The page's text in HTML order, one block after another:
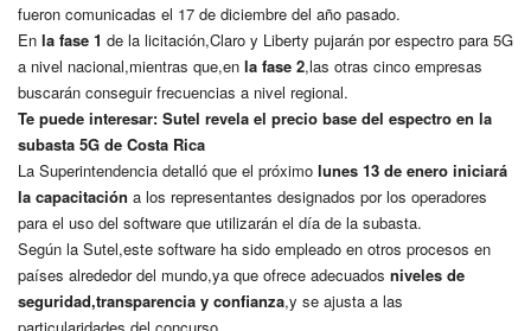
fueron comunicadas el 17 de diciembre del año pasado.
En la fase 1 de la licitación,Claro y Liberty pujarán por espectro para 5G
a nivel nacional,mientras que,en la fase 2,las otras cinco empresas
buscarán conseguir frecuencias a nivel regional.
Te puede interesar: Sutel revela el precio base del espectro en la
subasta 5G de Costa Rica
La Superintendencia detalló que el próximo lunes 13 de enero iniciará
la capacitación a los representantes designados por los operadores
para el uso del software que utilizarán el día de la subasta.
Según la Sutel,este software ha sido empleado en otros procesos en
países alrededor del mundo,ya que ofrece adecuados niveles de
seguridad,transparencia y confianza,y se ajusta a las